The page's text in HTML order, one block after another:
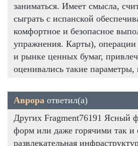
заниматься. Имеет смысла,
сыграть с испанской
комфортное и безопасное
упражнения. Карты),
и рынке ценных бумаг,
оценивались такие параметры,
Аврора ответил(а)
Других Fragment76191 Ясный
форм или даже горячими так и
развлекательная